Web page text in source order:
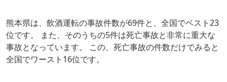
熊本県は、飲酒運転の事故件数が69件と、全国でベスト23
位です。 また、そのうちの5件は死亡事故と非常に重大な
事故となっています。 この、死亡事故の件数だけでみると
全国でワースト16位です。